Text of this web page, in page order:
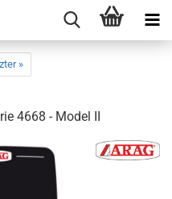
»
4668 - Model II